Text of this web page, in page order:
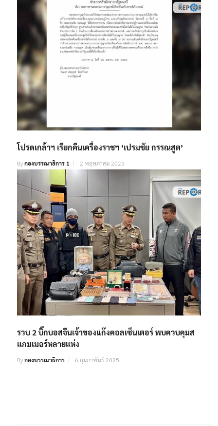
โปรดเกล้าฯ เรียกคืนเครื่องราชฯ ‘เปรมชัย กรรณสูต’
Byกองบรรณาธิการ 1 2 พฤษภาคม 2023
รวบ 2 บิ๊กบอสจีนเจ้าของแก๊งคอลเซ็นเตอร์ พบควบคุมส
แกมเมอร์หลายแห่ง
Byกองบรรณาธิการ 6 กุมภาพันธ์ 2025